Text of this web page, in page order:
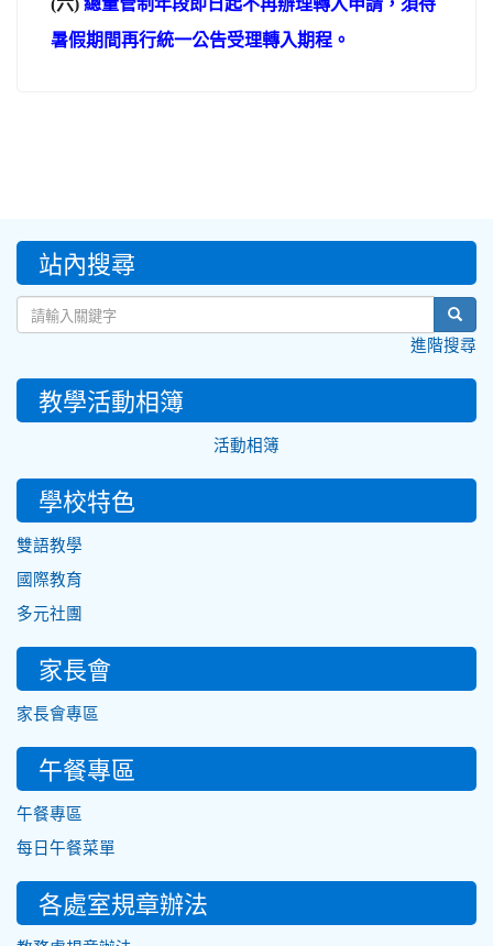
(六) 總量管制年段即日起不再辦理轉入申請，須待
暑假期間再行統一公告受理轉入期程。
::: 站內搜尋
進階搜尋
教學活動相簿
活動相簿
學校特色
雙語教學
國際教育
多元社團
家長會
家長會專區
午餐專區
午餐專區
每日午餐菜單
各處室規章辦法